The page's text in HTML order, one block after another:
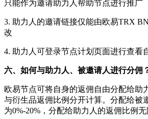
只能作为邀请助力人帮助节点进行推广
3. 助力人的邀请链接仅能由欧易TRX
改
4. 助力人可登录节点计划页面进行查看
六、如何与助力人、被邀请人进行分佣
欧易节点可将自身的返佣自由分配给助
与衍生品返佣比例分开计算。分配给被
为0%-20%，分配给助力人的返佣比例无